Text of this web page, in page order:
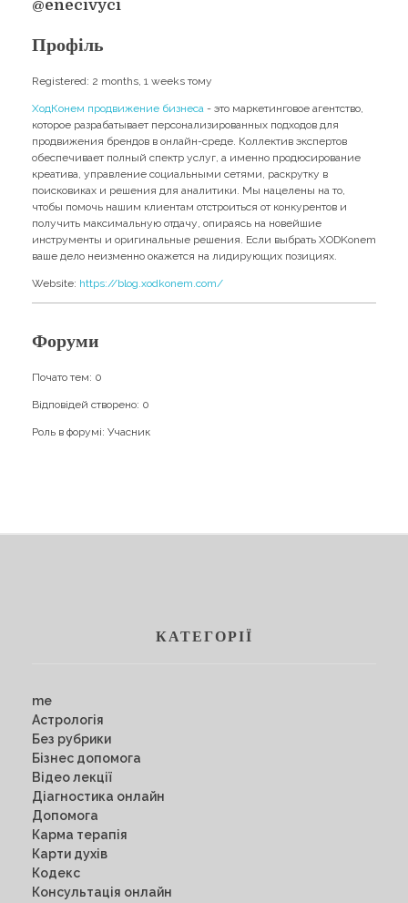
Бізнес допомога
Навчання
Карти Духів
@enecivyci
Профіль
Registered: 2 months, 1 weeks тому
ХодКонем продвижение бизнеса - это маркетинговое агентство,
которое разрабатывает персонализированных подходов для
продвижения брендов в онлайн-среде. Коллектив экспертов
обеспечивает полный спектр услуг, а именно продюсирование
креатива, управление социальными сетями, раскрутку в
поисковиках и решения для аналитики. Мы нацелены на то,
чтобы помочь нашим клиентам отстроиться от конкурентов и
получить максимальную отдачу, опираясь на новейшие
инструменты и оригинальные решения. Если выбрать XODKonem
ваше дело неизменно окажется на лидирующих позициях.
Website: https://blog.xodkonem.com/
Форуми
Почато тем: 0
Відповідей створено: 0
Роль в форумі: Учасник
КАТЕГОРІЇ
me
Астрологія
Без рубрики
Бізнес допомога
Відео лекції
Діагностика онлайн
Допомога
Карма терапія
Карти духів
Кодекс
Консультація онлайн